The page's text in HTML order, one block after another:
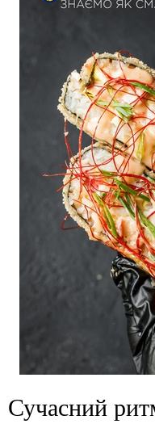
Сучасний